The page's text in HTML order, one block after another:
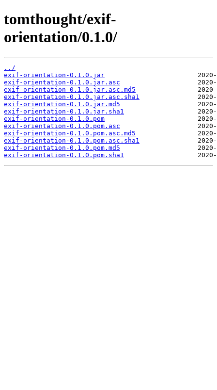
tomthought/exif-
orientation/0.1.0/
../
exif-orientation-0.1.0.jar
exif-orientation-0.1.0.jar.asc
exif-orientation-0.1.0.jar.asc.md5
exif-orientation-0.1.0.jar.asc.sha1
exif-orientation-0.1.0.jar.md5
exif-orientation-0.1.0.jar.sha1
exif-orientation-0.1.0.pom
exif-orientation-0.1.0.pom.asc
exif-orientation-0.1.0.pom.asc.md5
exif-orientation-0.1.0.pom.asc.sha1
exif-orientation-0.1.0.pom.md5
exif-orientation-0.1.0.pom.sha1